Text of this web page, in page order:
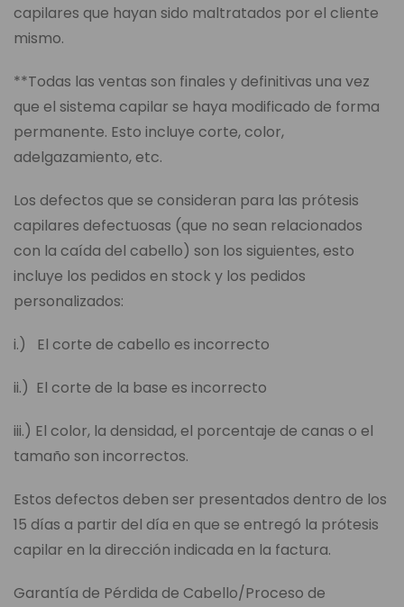
capilares que hayan sido maltratados por el cliente
mismo.
**Todas las ventas son finales y definitivas una vez
que el sistema capilar se haya modificado de forma
permanente. Esto incluye corte, color,
adelgazamiento, etc.
Los defectos que se consideran para las prótesis
capilares defectuosas (que no sean relacionados
con la caída del cabello) son los siguientes, esto
incluye los pedidos en stock y los pedidos
personalizados:
i.) El corte de cabello es incorrecto
ii.) El corte de la base es incorrecto
iii.) El color, la densidad, el porcentaje de canas o el
tamaño son incorrectos.
Estos defectos deben ser presentados dentro de los
15 días a partir del día en que se entregó la prótesis
capilar en la dirección indicada en la factura.
Garantía de Pérdida de Cabello/Proceso de